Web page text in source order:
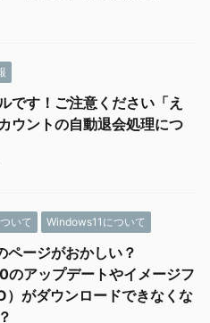
です！ご注意ください「え
ウントの自動退会処理につ
いて Windows11について
ージがおかしい？
アップデートやイメージフ
）がダウンロードできなくな